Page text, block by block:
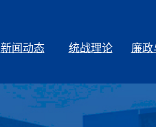
新闻动态 统战理论 廉政